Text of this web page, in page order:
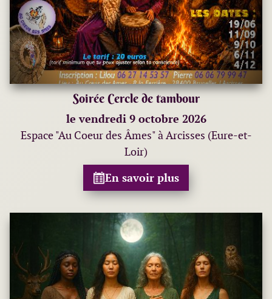
Soirée Cercle de tambour
le vendredi 9 octobre 2026
Espace "Au Coeur des Âmes" à Arcisses (Eure-et-
Loir)
En savoir plus